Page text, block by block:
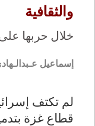
والثقافية
خلال حربها
إسماعيل
لم تكتف
قطاع غزة